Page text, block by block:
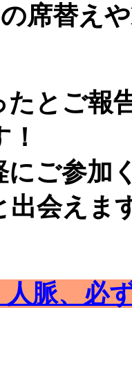
席替え
たとご報
にご参加
出会えま
人脈、必